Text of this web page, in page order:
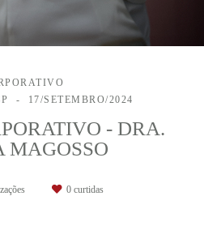
17/SETEMBRO/2024
- DRA.
MAGOSSO
0 curtidas